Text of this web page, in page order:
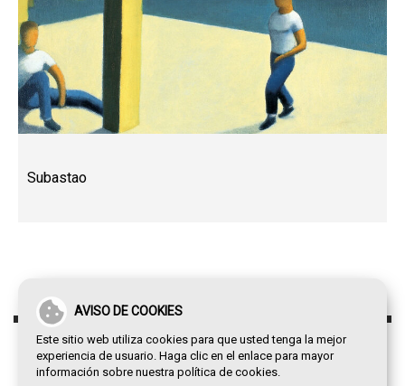
AVISO DE COOKIES
Este sitio web utiliza cookies para que usted tenga la mejor
experiencia de usuario. Haga clic en el enlace para mayor
información sobre nuestra política de cookies.
Subastao